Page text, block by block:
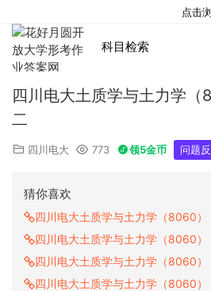
科目检索
四川电大土质学与土力学
二
四川电大 773 领5金币 问题
猜你喜欢
四川电大土质学与土力学（8060）
四川电大土质学与土力学（8060）
四川电大土质学与土力学（8060）
四川电大土质学与土力学（8060）
点击